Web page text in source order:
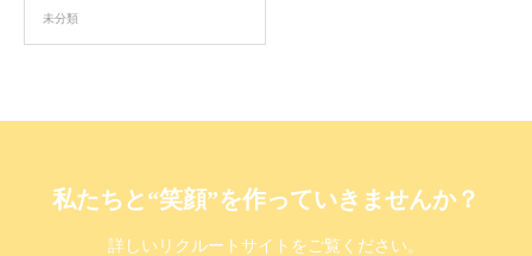
未分類
私たちと“笑顔”を作っていきませんか？
詳しいリクルートサイトをご覧ください。